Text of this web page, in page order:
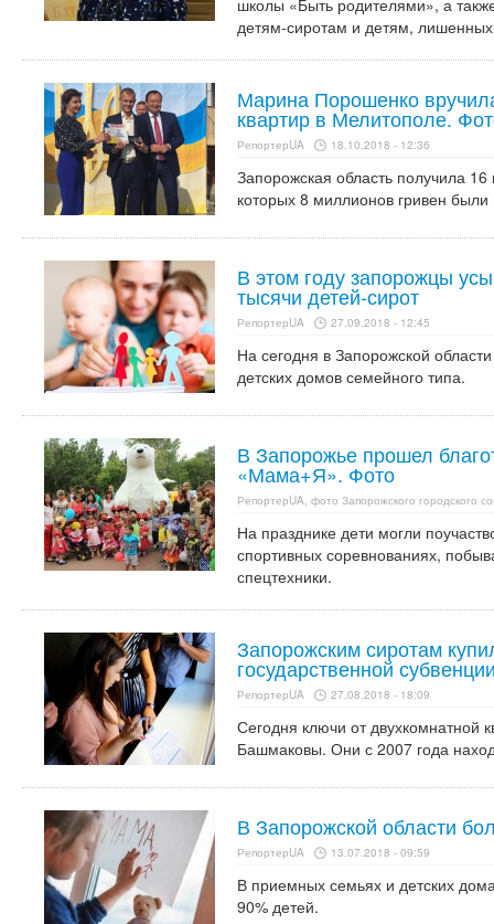
школы «Быть родителями», а
детям-сиротам и детям, лишенных
Марина Порошенко
квартир в Мелитополе.
РепортерUA 18.10.2018 - 12:36
Запорожская область получила
которых 8 миллионов гривен
В этом году запорожцы
тысячи детей-сирот
РепортерUA 27.09.2018 - 12:45
На сегодня в Запорожской
детских домов семейного типа.
В Запорожье прошел
«Мама+Я». Фото
РепортерUA, фото Запорожского городского
На празднике дети могли
спортивных соревнованиях,
спецтехники.
Запорожским сиротам
государственной
РепортерUA 27.08.2018 - 18:09
Сегодня ключи от двухкомнатной
Башмаковы. Они с 2007 года
В Запорожской области
РепортерUA 13.07.2018 - 09:59
В приемных семьях и детских
90% детей.